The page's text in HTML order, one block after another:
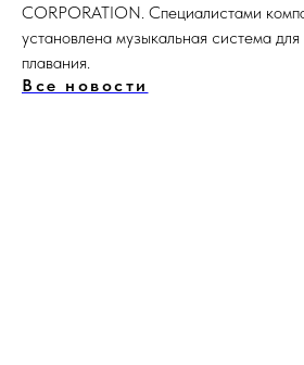
CORPORATION. Специалистами
установлена музыкальная система
плавания.
Все новости